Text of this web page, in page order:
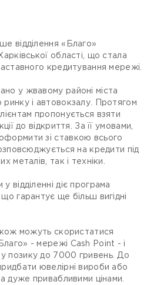
відділення «Благо»
області, що стала
кредитування мережі.
у жвавому районі міста
ринку і автовокзалу. Протягом
пропонується взяти
до відкриття. За її умовами,
зі ставкою всього
на кредити під
металів, так і техніки.
відділенні діє програма
гарантує ще більш вигідні
можуть скористатися
- мережі Cash Point - і
позику до 7000 гривень. До
ювелірні вироби або
дуже привабливими цінами.